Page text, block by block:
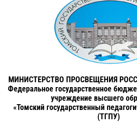
МИНИСТЕРСТВО ПРОСВЕЩЕНИЯ
Федеральное государственное
учреждение высшего
«Томский государственный
(ТГПУ)